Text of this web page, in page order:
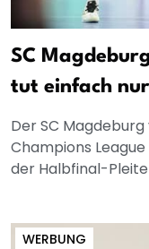
SC
tut einfach
Der SC
Champions
der Halbfinal-Pleite
WERBUNG